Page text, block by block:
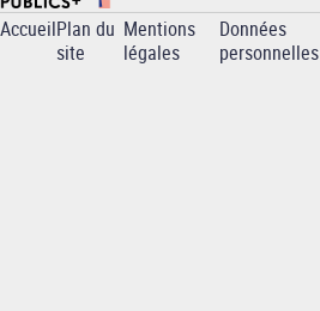
AccueilPlan du
site
Mentions
légales
Données
personnelles